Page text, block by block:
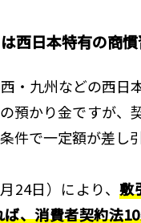
は西日本特有の商
・九州などの西日
預かり金ですが、
件で一定額が差し
24日）により、敷
、消費者契約法